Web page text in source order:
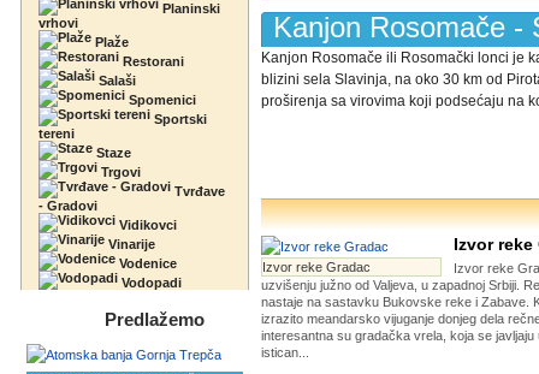
Planinski
vrhovi
Plaže
Restorani
Salaši
Spomenici
Sportski
tereni
Staze
Trgovi
Tvrđave
- Gradovi
Vidikovci
Vinarije
Vodenice
Vodopadi
Predlažemo
Kanjon Rosomače -
Kanjon Rosomače ili Rosomački lonci je
blizini sela Slavinja, na oko 30 km od
proširenja sa virovima koji podsećaju na
Izvor reke Gradac
Izvor reke
Izvor reke
uzvišenju južno od Valjeva, u zapadnoj Srbiji.
nastaje na sastavku Bukovske reke i Zabave.
izrazito meandarsko vijuganje donjeg dela
interesantna su gradačka vrela, koja se javljaju
istican...